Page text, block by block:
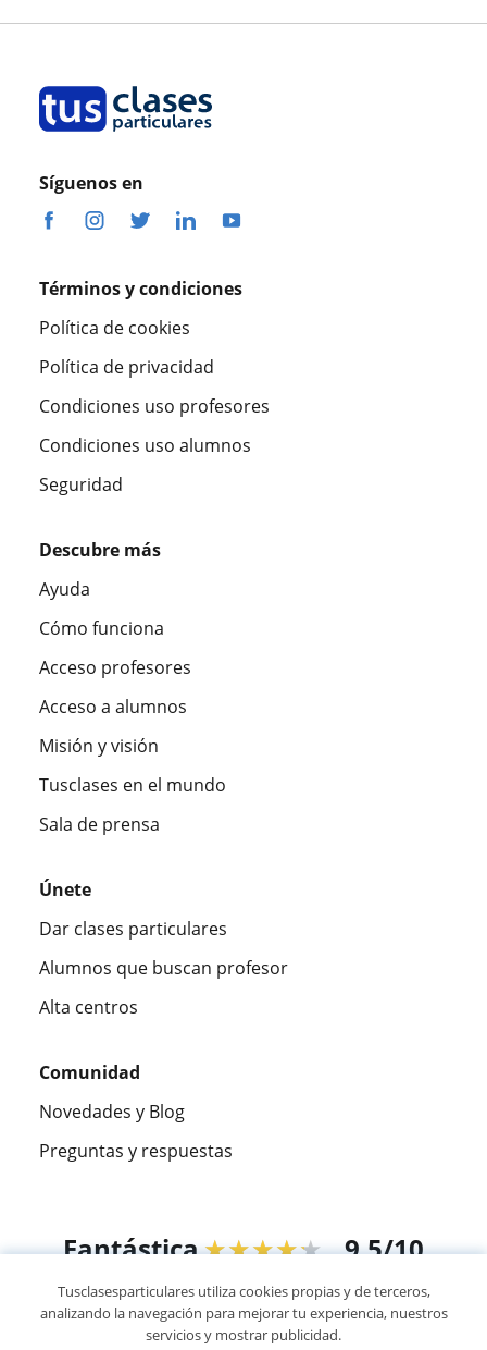
Síguenos en
Términos y condiciones
Política de cookies
Política de privacidad
Condiciones uso profesores
Condiciones uso alumnos
Seguridad
Descubre más
Ayuda
Cómo funciona
Acceso profesores
Acceso a alumnos
Misión y visión
Tusclases en el mundo
Sala de prensa
Únete
Dar clases particulares
Alumnos que buscan profesor
Alta centros
Comunidad
Novedades y Blog
Preguntas y respuestas
Fantástica★★★★★ 9,5/10
305883opiniones de alumnos
Tusclasesparticulares utiliza cookies propias y de terceros,
analizando la navegación para mejorar tu experiencia, nuestros
servicios y mostrar publicidad.